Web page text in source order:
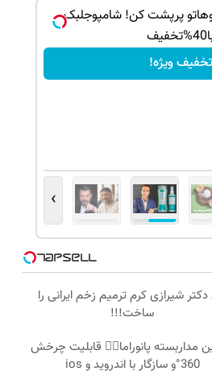
پرپشت کن! شامپوجلبک
تخفیف ویژه!
›
دکتر شیرازی کرم ترمیم زخم ایرانی را
ساخت!!!
مداربسته پانوراما👈🏻 قابلیت چرخش
360°و سازگار با اندروید و ios